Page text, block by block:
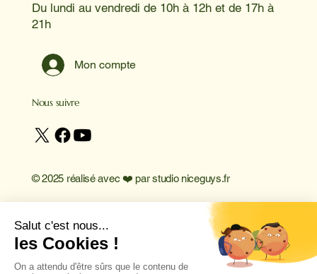
Du lundi au vendredi de 10h à 12h et de 17h à
21h
Mon compte
Nous suivre
© 2025 réalisé avec ❤️ parstudio niceguys.fr